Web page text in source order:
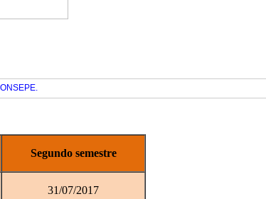
Segundo semestre
31/07/2017